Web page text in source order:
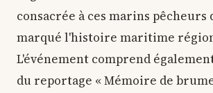
consacrée à ces marins pêcheurs
marqué l'histoire maritime
L'événement comprend
du reportage « Mémoire de